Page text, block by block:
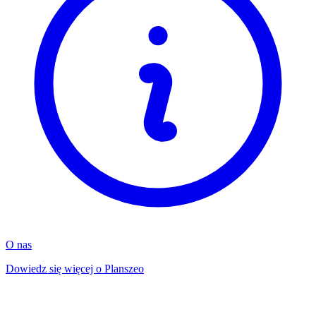
O nas
Dowiedz się więcej o Planszeo